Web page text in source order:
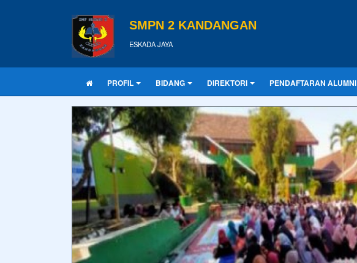
SMPN 2 KANDANGAN
ESKADA JAYA
PROFIL BIDANG DIREKTORI PENDAFTARAN ALUMNI